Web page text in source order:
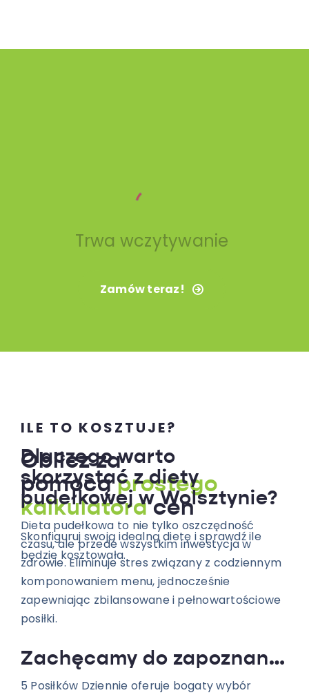
ILE TO KOSZTUJE?
Oblicz za
pomocąprostego
kalkulatoracen
Skonfiguruj swoją idealną dietę i sprawdź ile
będzie kosztowała.
Trwa wczytywanie
Zamów teraz!
Dlaczego warto
skorzystać z diety
pudełkowej w Wolsztynie?
Dieta pudełkowa to nie tylko oszczędność
czasu, ale przede wszystkim inwestycja w
zdrowie. Eliminuje stres związany z codziennym
komponowaniem menu, jednocześnie
zapewniając zbilansowane i pełnowartościowe
posiłki.
Zachęcamy do zapoznania się z naszymi wyjątkowymi dietami
5 Posiłków Dziennie oferuje bogaty wybór